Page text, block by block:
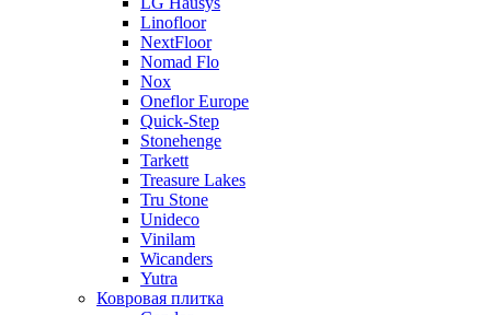
Linofloor
NextFloor
Nomad Flo
Nox
Oneflor Europe
Quick-Step
Stonehenge
Tarkett
Treasure Lakes
Tru Stone
Unideco
Vinilam
Wicanders
Yutra
Ковровая плитка